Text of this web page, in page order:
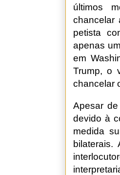
últimos
chancelar
petista
apenas
em
Trump, o
chancelar
Apesar
devido à
medida